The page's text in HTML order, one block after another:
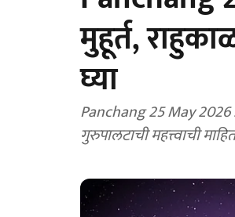
मुहूर्त,
घ्या
Panchang 25 May 2026
गुरुपालटाची महत्त्वाची